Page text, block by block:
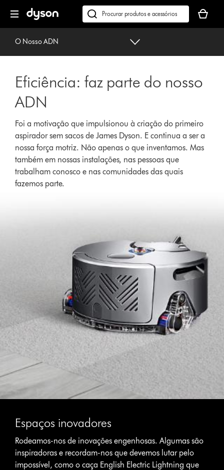
seguinte
Pesquisar
em
seu
cesto
O Nosso ADN
Eficiência: faz parte do nosso
ADN
Foi a motivação que impulsionou à criação do primeiro
aspirador sem sacos de James Dyson. E continua a ser a
nossa força motriz. Não apenas o que inventamos. Mas
também em nossas instalações, nas pessoas que
trabalham conosco e nas comunidades das quais
fazemos parte.
Espaços inovadores
Rodeamos-nos de inovações engenhosas. Algumas são
inspiradoras e recordam-nos que devemos lutar pelo
impossível, como o caça English Electric Lightning que